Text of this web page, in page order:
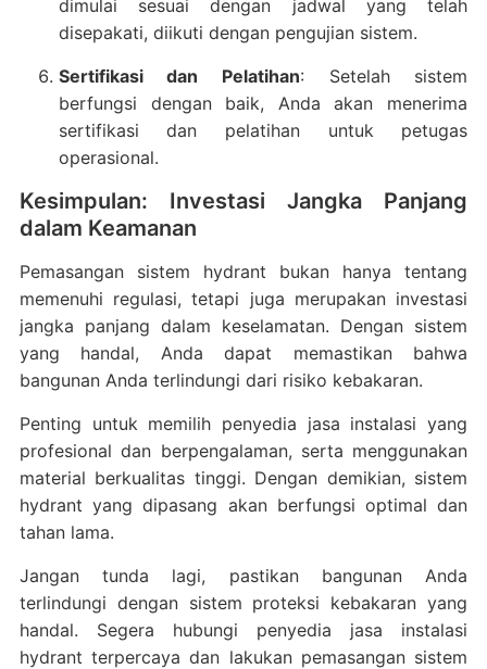
dimulai sesuai dengan jadwal yang telah
disepakati, diikuti dengan pengujian sistem.
Sertifikasi dan Pelatihan: Setelah sistem
berfungsi dengan baik, Anda akan menerima
sertifikasi dan pelatihan untuk petugas
operasional.
Kesimpulan: Investasi Jangka Panjang
dalam Keamanan
Pemasangan sistem hydrant bukan hanya tentang
memenuhi regulasi, tetapi juga merupakan investasi
jangka panjang dalam keselamatan. Dengan sistem
yang handal, Anda dapat memastikan bahwa
bangunan Anda terlindungi dari risiko kebakaran.
Penting untuk memilih penyedia jasa instalasi yang
profesional dan berpengalaman, serta menggunakan
material berkualitas tinggi. Dengan demikian, sistem
hydrant yang dipasang akan berfungsi optimal dan
tahan lama.
Jangan tunda lagi, pastikan bangunan Anda
terlindungi dengan sistem proteksi kebakaran yang
handal.
Segera hubungi penyedia jasa instalasi
hydrant terpercaya dan lakukan pemasangan sistem